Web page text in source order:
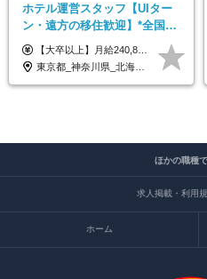
ホテル運営スタッフ【UIター
ン・遠方の移住歓迎】*全国募
集*週休3日/年休161日可*未経
験OK*新規開業あり
【大卒以上】月給240,800円以上+賞与2回+各種手当 【短大・専門学校卒】月給204,400円以上+賞与2回+各種手当 【上記以外】月給187,000円以上+賞与2回+各種手当 ※経験、資格、能力等を考慮の上、決定いたします ※残業代全額支給 ※試用期間3ヶ月（条件変更なし）
東京都_神奈川県_北海道_青森県_山形県_福島県_栃木県_群馬県_山梨県_長野県_石川県_静岡県_岐阜県_京都府_広島県_島根県_山口県_高知県_長崎県_大分県_鹿児島県_沖縄県
ほかの職種
求人掲載・利用
ホーム